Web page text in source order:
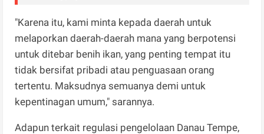
"Karena itu, kami minta kepada daerah untuk
melaporkan daerah-daerah mana yang berpotensi
untuk ditebar benih ikan, yang penting tempat itu
tidak bersifat pribadi atau penguasaan orang
tertentu. Maksudnya semuanya demi untuk
kepentinagan umum," sarannya.
Adapun terkait regulasi pengelolaan Danau Tempe,